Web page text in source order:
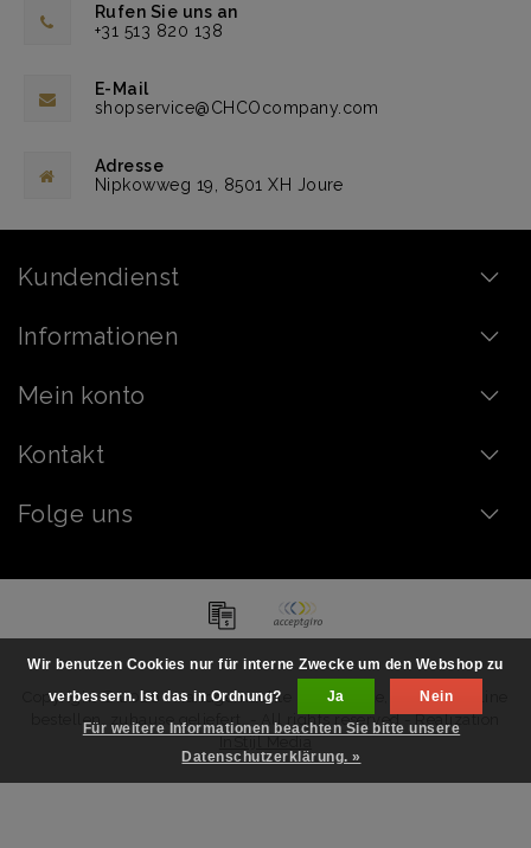
Rufen Sie uns an
+31 513 820 138
E-Mail
shopservice@CHCOcompany.com
Adresse
Nipkowweg 19, 8501 XH Joure
Kundendienst
Informationen
Mein konto
Kontakt
Folge uns
Copyright © 2026 - Handgemachte Schokolade, Pralinen online
bestellen, zuhause geliefert. - All rights reserved - Realization
Wir benutzen Cookies nur für interne Zwecke um den Webshop zu
verbessern. Ist das in Ordnung?
Ja
Nein
Für weitere Informationen beachten Sie bitte unsere
Datenschutzerklärung. »